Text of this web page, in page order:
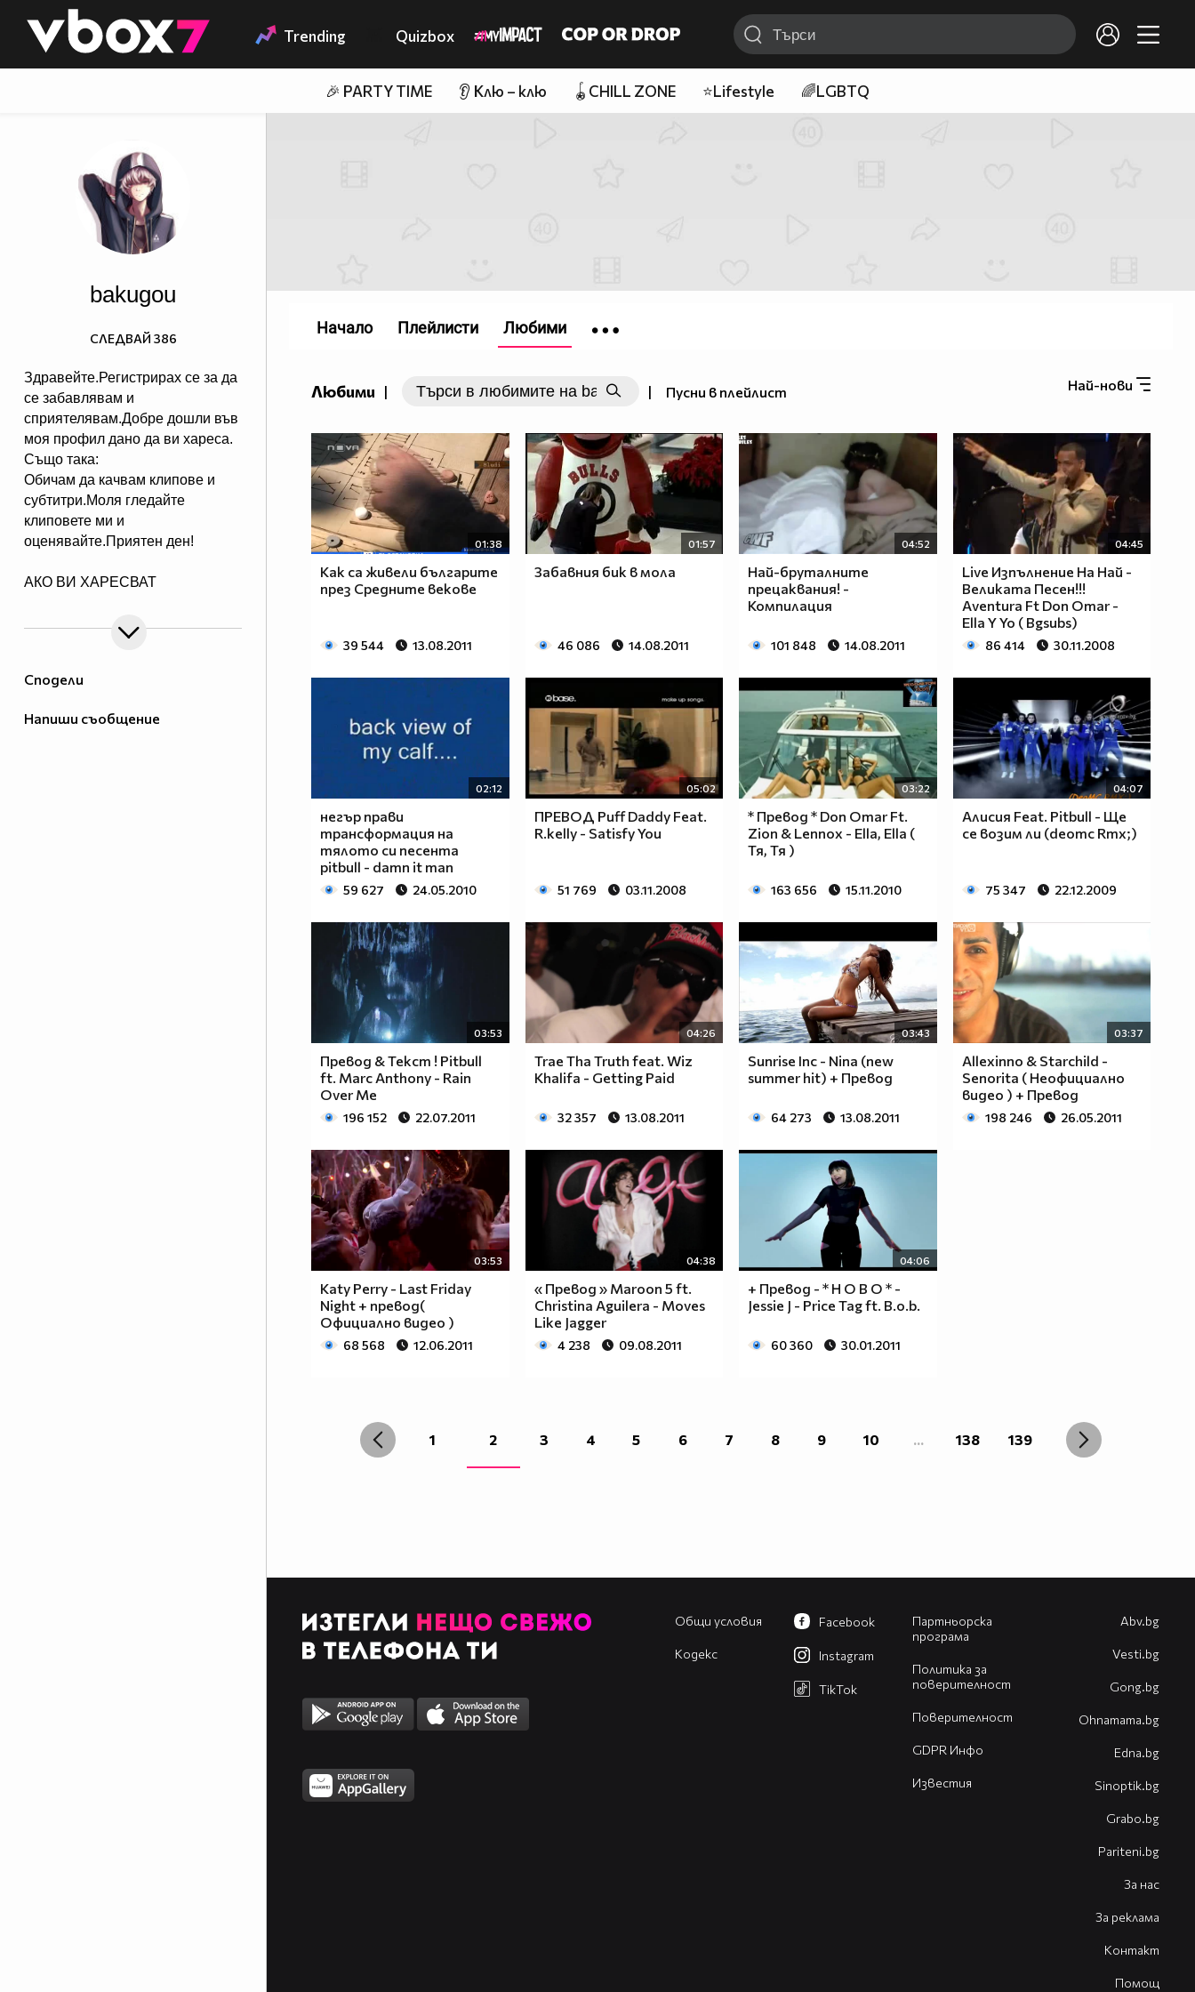
👾 Trending Quizbox
🎉 PARTY TIME 👂 Клю – клю 🪀CHILL ZONE ⭐Lifestyle 🌈LGBTQ
Сподели
Напиши съобщение
bakugou
Здравейте.Регистрирах се за да
се забавлявам и
сприятелявам.Добре дошли във
моя профил дано да ви хареса.
Също така:
Обичам да качвам клипове и
субтитри.Моля гледайте
клиповете ми и
оценявайте.Приятен ден!
АКО ВИ ХАРЕСВАТ
АБОНИРАЙТЕ СЕ ЗА МЕН.
РАЗБИРАТЕ В САЙТА ИЛИ НЕ
ПИТАТЕ МЕН РАЗБИРА СЕ
СЛЕДВАЙ 386
Любими | | Пусни в плейлист Най-нови
01:38
Как са живели българите
през Средните векове
39 544 13.08.2011
01:57
Забавния бик в мола
46 086 14.08.2011
04:52
Най-бpyталните
прецаквания! -
Компилация
101 848 14.08.2011
04:45
Live Изпълнение На Най -
Великата Песен!!!
Аventura Ft Don Omar -
Ella Y Yo ( Bgsubs)
86 414 30.11.2008
02:12
негър прави
трансформация на
тялото си песента
pitbull - damn it man
59 627 24.05.2010
05:02
ПРЕВОД Puff Daddy Feat.
R.kelly - Satisfy You
51 769 03.11.2008
03:22
* Превод * Don Omar Ft.
Zion & Lennox - Ella, Ella (
Тя, Тя )
163 656 15.11.2010
04:07
Алисия Feat. Pitbull - Ще
се возим ли (deomc Rmx;)
75 347 22.12.2009
03:53
Превод & Текст ! Pitbull
ft. Marc Anthony - Rain
Over Me
196 152 22.07.2011
04:26
Trae Tha Truth feat. Wiz
Khalifa - Getting Paid
32 357 13.08.2011
03:43
Sunrise Inc - Nina (new
summer hit) + Превод
64 273 13.08.2011
03:37
Allexinno & Starchild -
Senorita ( Неофициално
видео ) + Превод
198 246 26.05.2011
03:53
Кaty Perry - Last Friday
Night + превод(
Официално видео )
68 568 12.06.2011
04:38
« Превод » Maroon 5 ft.
Christina Aguilera - Moves
Like Jagger
4 238 09.08.2011
04:06
+ Превод - * Н О В О * -
Jessie J - Price Tag ft. B.o.b.
60 360 30.01.2011
1 2 3 4 5 6 7 8 9 10 ... 138 139
Начало Плейлисти Любими
Общи условия
Кодекс
Партньорска
програма
Политика за
поверителност
Поверителност
GDPR Инфо
Известия
Facebook
Instagram
TikTok
Abv.bg
Vesti.bg
Gong.bg
Оhnamama.bg
Edna.bg
Sinoptik.bg
Grabo.bg
Pariteni.bg
За нас
За реклама
Контакт
Помощ